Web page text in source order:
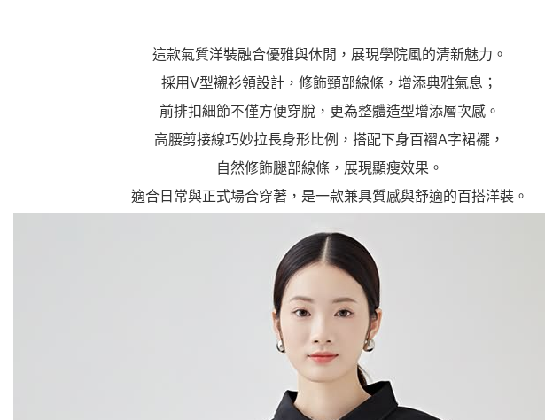
５．嚴禁一人註冊多個帳號或使用他人資
形，恩沛科技股份有限公司將有權停止該
動。
這款氣質洋裝融合優雅與休閒，展現學院風的清新魅力。
採用V型襯衫領設計，修飾頸部線條，增添典雅氣息；
前排扣細節不僅方便穿脫，更為整體造型增添層次感。
高腰剪接線巧妙拉長身形比例，搭配下身百褶A字裙襬，
自然修飾腿部線條，展現顯瘦效果。
適合日常與正式場合穿著，是一款兼具質感與舒適的百搭洋裝。